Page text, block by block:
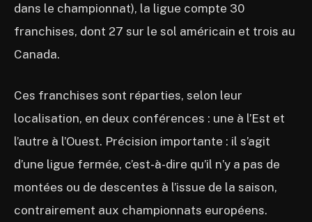
dans le championnat), la ligue compte 30
franchises, dont 27 sur le sol américain et trois au
Canada.
Ces franchises sont réparties, selon leur
localisation, en deux conférences : une à l’Est et
l’autre à l’Ouest. Précision importante : il s’agit
d’une ligue fermée, c’est-à-dire qu’il n’y a pas de
montées ou de descentes à l’issue de la saison,
contrairement aux championnats européens.